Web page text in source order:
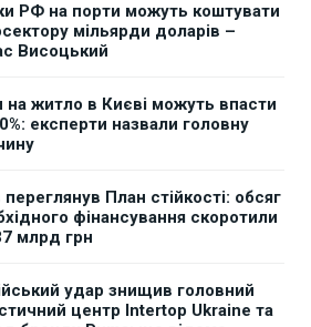
РФ на порти можуть коштувати
мільярди доларів –
Висоцький
на житло в Києві можуть впасти
експерти назвали головну
переглянув План стійкості: обсяг
фінансування скоротили
млрд грн
удар знищив головний
центр Intertop Ukraine та